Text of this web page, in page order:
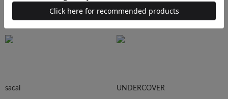
Maison MIHARA YASUHIRO
sacai UNDERCOVER